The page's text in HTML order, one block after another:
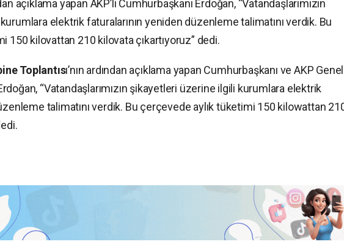
açıklama yapan AKP’li Cumhurbaşkanı Erdoğan, “Vatandaşlarımızın
elektrik faturalarının yeniden düzenleme talimatını verdik. Bu
150 kilovattan 210 kilovata çıkartıyoruz” dedi.
Toplantısı’nın ardından açıklama yapan Cumhurbaşkanı ve AKP Genel
“Vatandaşlarımızın şikayetleri üzerine ilgili kurumlara elektrik
talimatını verdik. Bu çerçevede aylık tüketimi 150 kilowattan